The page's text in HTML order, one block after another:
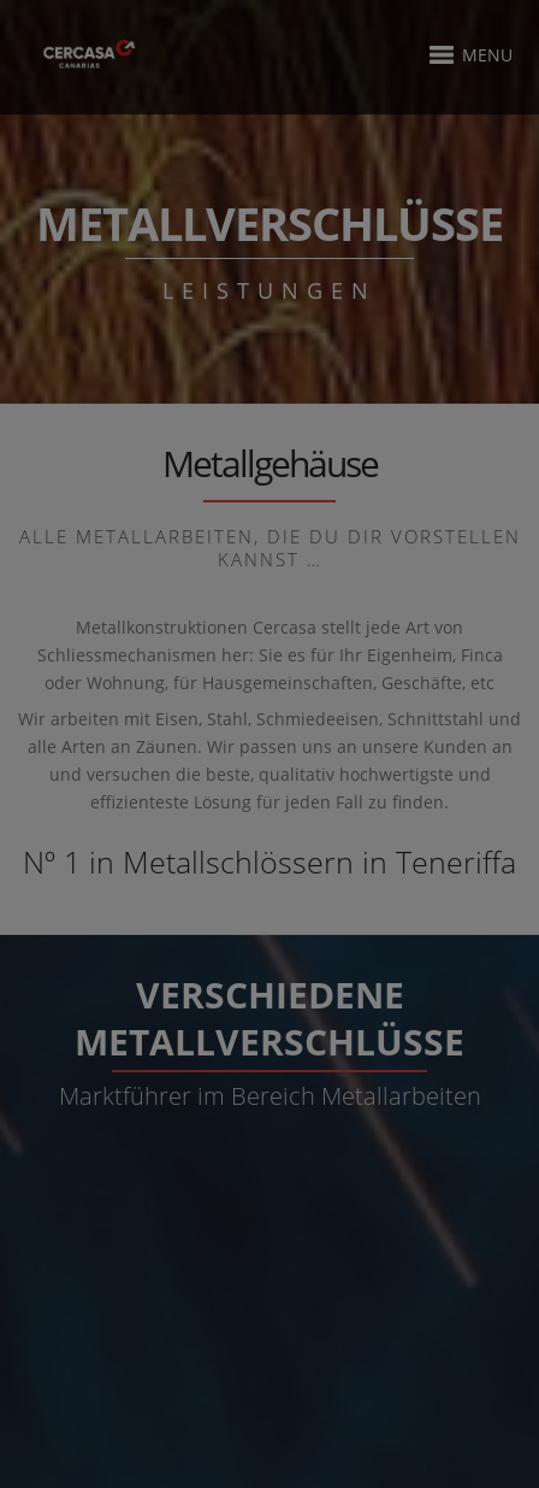
MENU
METALLVERSCHLÜSSE
LEISTUNGEN
Metallgehäuse
ALLE METALLARBEITEN, DIE DU DIR VORSTELLEN
KANNST …
Metallkonstruktionen Cercasa stellt jede Art von
Schliessmechanismen her: Sie es für Ihr Eigenheim, Finca
oder Wohnung, für Hausgemeinschaften, Geschäfte, etc
Wir arbeiten mit Eisen, Stahl, Schmiedeeisen, Schnittstahl und
alle Arten an Zäunen. Wir passen uns an unsere Kunden an
und versuchen die beste, qualitativ hochwertigste und
effizienteste Lösung für jeden Fall zu finden.
Nº 1 in Metallschlössern in Teneriffa
VERSCHIEDENE
METALLVERSCHLÜSSE
Marktführer im Bereich Metallarbeiten